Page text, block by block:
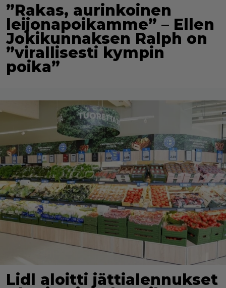
”Rakas, aurinkoinen
leijonapoikamme” – Ellen
Jokikunnaksen Ralph on
”virallisesti kympin
poika”
Lidl aloitti jättialennukset